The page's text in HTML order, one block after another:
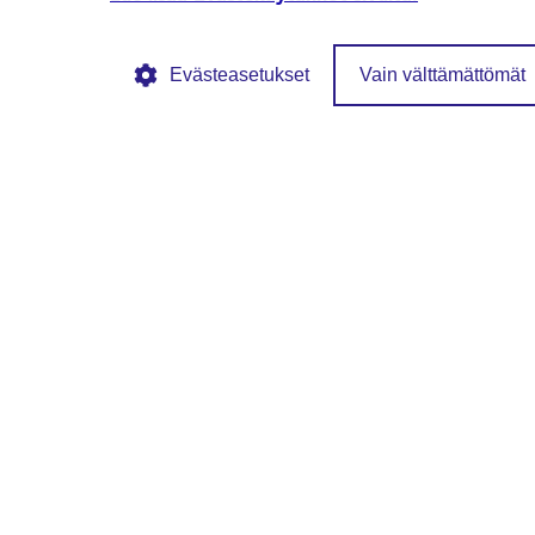
© SFS ry Tietosuojaseloste Evästekäytännöt
Evästeasetukset Vain välttämättömät